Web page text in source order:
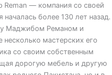
Reman — компания со своей
более 130 лет назад.
Маджибом Реманом и
несколько мастерских его
со своим собственным
дорогую мебель и другую